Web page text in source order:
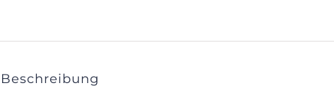
Beschreibung